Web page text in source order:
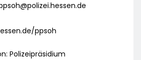
ppsoh
Polizeipräsidium